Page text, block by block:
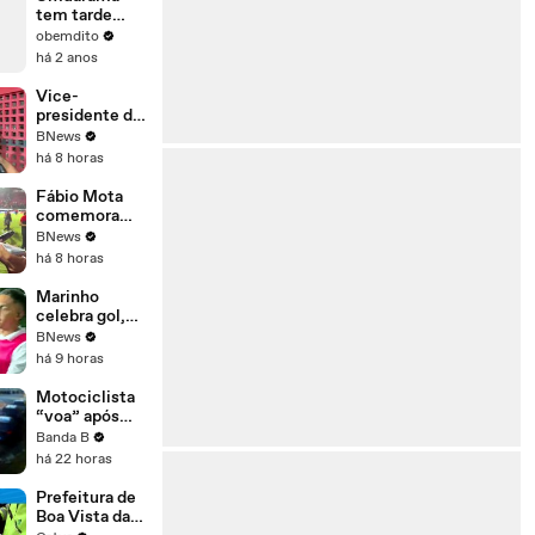
82,8 km/h
nesta sexta-
feira 6
tem tarde
chuvosa e
registra
vento de até
82,8 km/h
nesta sexta-
feira 2
obemdito
há 2 anos
Vice-
presidente do
Vitória exalta
força do
“Não vejo
adversário
para a gente
temer”
BNews
há 8 horas
Fábio Mota
comemora
classificação
do Vitória e
“O Barradão é
o diferencial”
BNews
há 8 horas
Marinho
celebra gol,
enaltece
torcida e
desempenho:
"Trabalhar por
mais minutos"
BNews
há 9 horas
Motociclista
“voa” após
bater em
carro que
preferencial
em Pinhais
Banda B
há 22 horas
Prefeitura de
Boa Vista da